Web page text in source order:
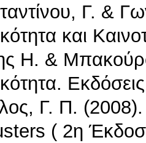
Γ. &
και
Η. &
Γ. Π. (2008).
( 2η